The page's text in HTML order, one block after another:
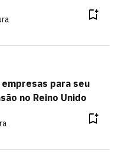
para seu
no Reino Unido